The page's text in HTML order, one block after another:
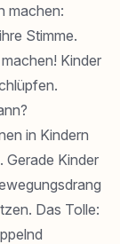
machen:
Stimme.
Kinder
in Kindern
Gerade Kinder
Das Tolle: